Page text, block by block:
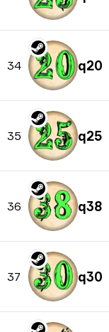
34 q20
35 q25
36 q38
37 q30